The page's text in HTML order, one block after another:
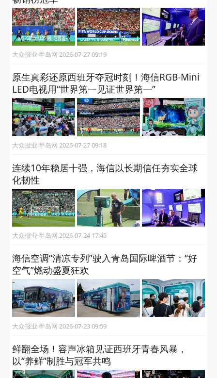
大众报业·半岛网 2026-07-27 09:19
原生真彩还原西班牙夺冠时刻！海信RGB-Mini
LED电视用“世界第一见证世界第一”
大众报业·半岛网 2026-07-27 09:18
连续10年稳居十强，海信以长期信任夯实全球
化韧性
大众报业·半岛网 2026-07-24 17:45
海信空调“清凉专列”驶入青岛国际啤酒节：“好
空气”燃动盛夏狂欢
大众报业·半岛网 2026-07-23 09:59
鲜翻全场！容声冰箱见证西班牙青春风暴，
以“养鲜”制胜与冠军共鸣